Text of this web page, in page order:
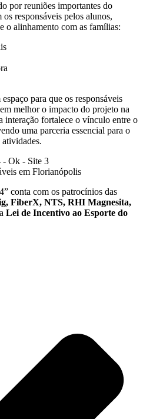
por reuniões importantes do
responsáveis pelos alunos,
o alinhamento com as famílias:
para que os responsáveis
melhor o impacto do projeto na
interação fortalece o vínculo entre o
uma parceria essencial para o
atividades.
em Florianópolis
conta com os patrocínios das
FiberX, NTS, RHI Magnesita,
Lei de Incentivo ao Esporte do